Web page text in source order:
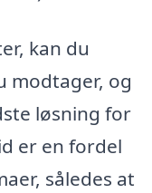
kan du
modtager, og
løsning for
er en fordel
således at